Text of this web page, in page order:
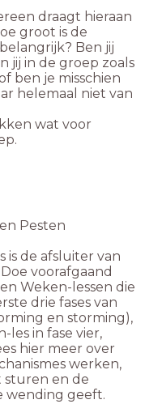
draagt hieraan
groot is de
Ben jij
jij in de groep zoals
ben je misschien
helemaal niet van
wat voor
Pesten
is de afsluiter van
voorafgaand
Weken-lessen die
drie fases van
en storming),
les in fase vier,
hier meer over
werken,
sturen en de
wending geeft.